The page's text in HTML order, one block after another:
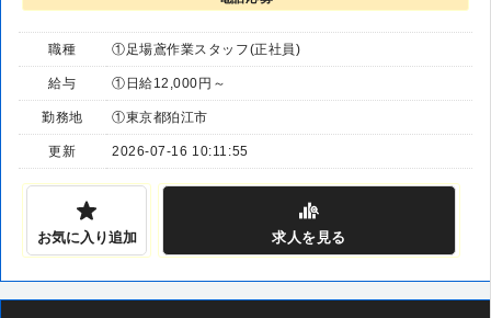
職種 ①足場鳶作業スタッフ(正社員)
給与 ①日給12,000円～
勤務地 ①東京都狛江市
更新 2026-07-16 10:11:55
お気に入り追加 求人を見る